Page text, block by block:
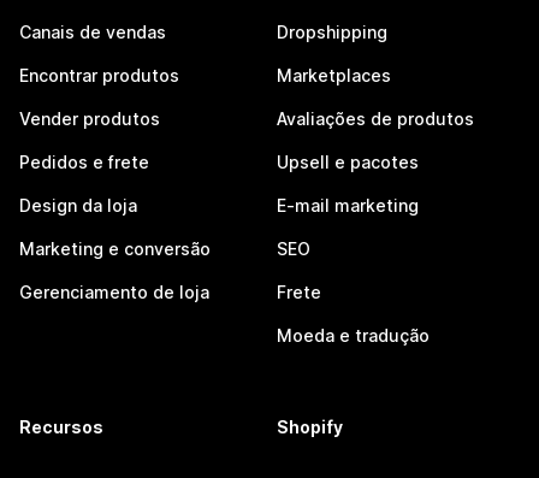
Canais de vendas
Encontrar produtos
Vender produtos
Pedidos e frete
Design da loja
Marketing e conversão
Gerenciamento de loja
Dropshipping
Marketplaces
Avaliações de produtos
Upsell e pacotes
E-mail marketing
SEO
Frete
Moeda e tradução
Recursos Shopify